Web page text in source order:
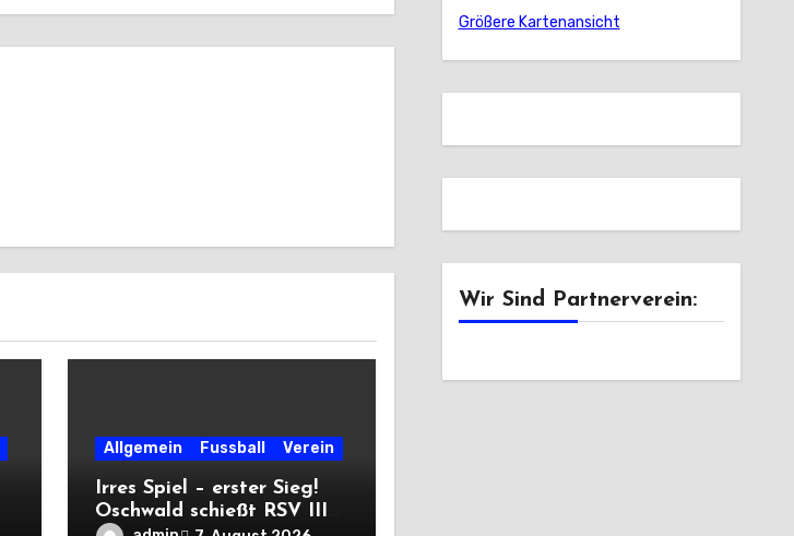
Allgemein Fussball Verein
Irres Spiel – erster Sieg!
Oschwald schießt RSV III
Größere Kartenansicht
Wir Sind Partnerverein: